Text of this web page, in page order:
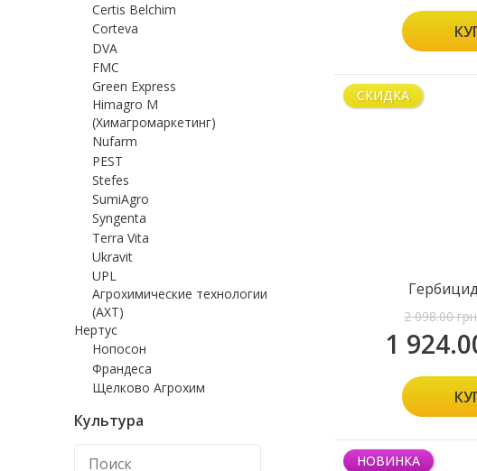
Certis Belchim
Corteva
DVA
FMC
Green Express
Himagro M
(Химагромаркетинг)
Nufarm
PEST
Stefes
SumiAgro
Syngenta
Terra Vita
Ukravit
UPL
Агрохимические технологии
(АХТ)
Нертус
Нопосон
Франдеса
Щелково Агрохим
Культура
СКИДКА
2 098.00
1
НОВИНКА